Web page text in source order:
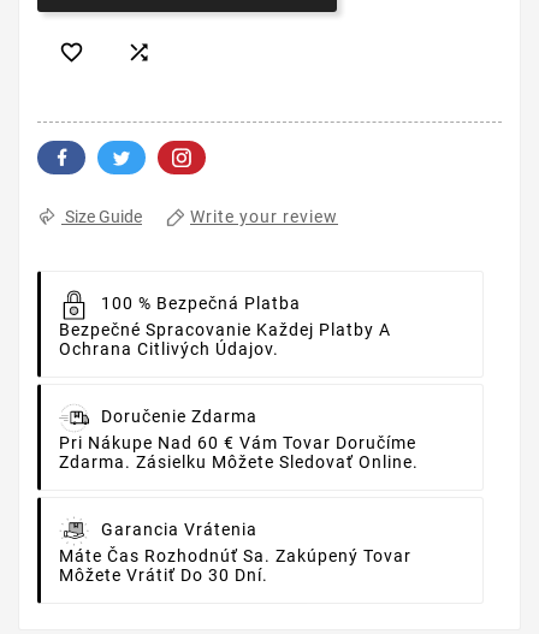
 
Size Guide Write your review
100 % Bezpečná Platba
Bezpečné Spracovanie Každej Platby A
Ochrana Citlivých Údajov.
Doručenie Zdarma
Pri Nákupe Nad 60 € Vám Tovar Doručíme
Zdarma. Zásielku Môžete Sledovať Online.
Garancia Vrátenia
Máte Čas Rozhodnúť Sa. Zakúpený Tovar
Môžete Vrátiť Do 30 Dní.